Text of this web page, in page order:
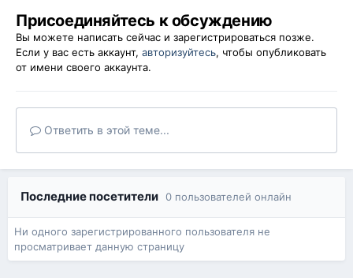
Присоединяйтесь к обсуждению
Вы можете написать сейчас и зарегистрироваться позже.
Если у вас есть аккаунт, авторизуйтесь, чтобы опубликовать
от имени своего аккаунта.
Ответить в этой теме...
Последние посетители 0 пользователей онлайн
Ни одного зарегистрированного пользователя не
просматривает данную страницу